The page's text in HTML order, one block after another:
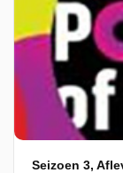
Seizoen 3,